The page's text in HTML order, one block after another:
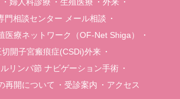
門相談センター メール相談
医療ネットワーク（OF-Net Shiga）
切開子宮瘢痕症(CSDi)外来
リンパ節 ナビゲーション手術
再開について
受診案内 アクセス